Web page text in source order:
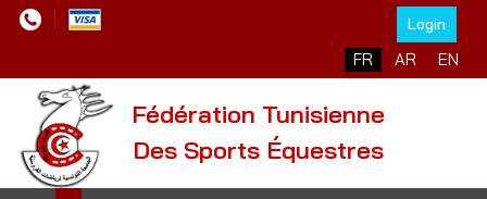
Login
Sélectionnez votre
FR AR EN
Fédération Tunisienne
Des Sports Équestres